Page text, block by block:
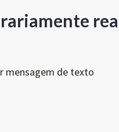
mensagem de texto